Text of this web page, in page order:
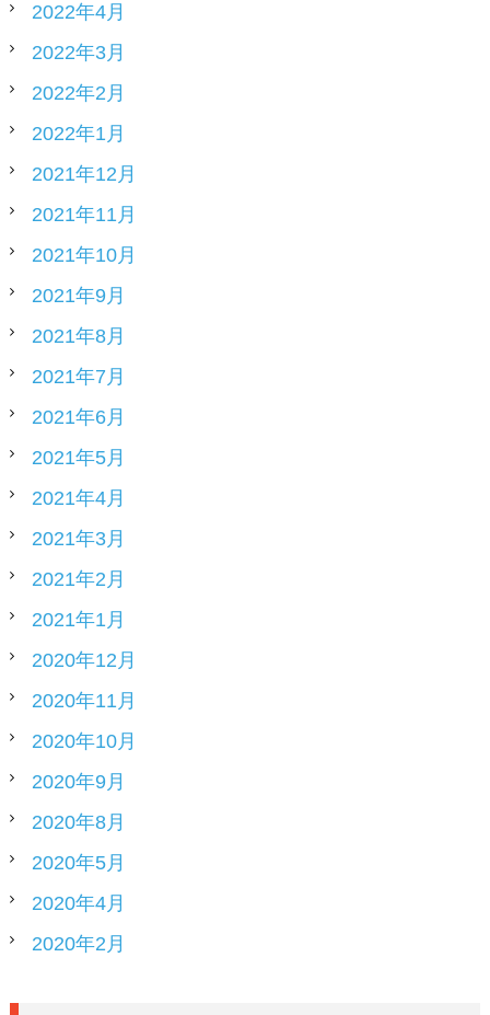
2022年4月
2022年3月
2022年2月
2022年1月
2021年12月
2021年11月
2021年10月
2021年9月
2021年8月
2021年7月
2021年6月
2021年5月
2021年4月
2021年3月
2021年2月
2021年1月
2020年12月
2020年11月
2020年10月
2020年9月
2020年8月
2020年5月
2020年4月
2020年2月